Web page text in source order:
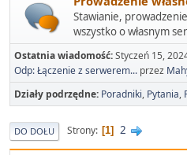
Stawianie,
wszystko o własnym
Ostatnia wiadomość:Styczeń 15,
Odp: Łączenie z serwerem... przez
Działy podrzędne Poradniki Pytania
DO DOŁU Strony 1 2